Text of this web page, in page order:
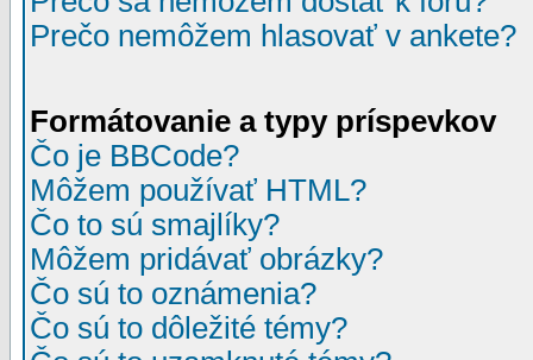
Prečo nemôžem hlasovať v ankete?
Formátovanie a typy príspevkov
Čo je BBCode?
Môžem používať HTML?
Čo to sú smajlíky?
Môžem pridávať obrázky?
Čo sú to oznámenia?
Čo sú to dôležité témy?